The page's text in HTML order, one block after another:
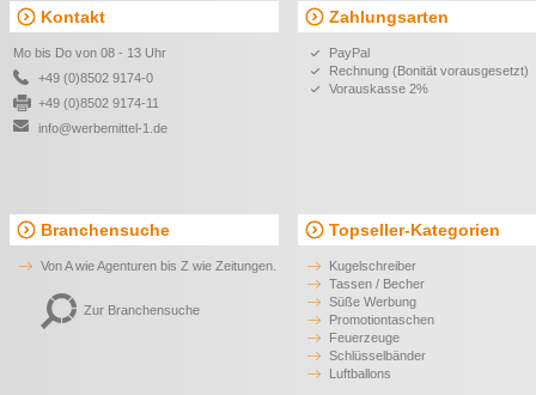
Kontakt
Mo bis Do von 08 - 13 Uhr
+49 (0)8502 9174-0
+49 (0)8502 9174-11
info@werbemittel-1.de
Zahlungsarten
PayPal
Rechnung (Bonität vorausgesetzt)
Vorauskasse 2%
Branchensuche
Von A wie Agenturen bis Z wie Zeitungen.
Zur Branchensuche
Topseller-Kategorien
Kugelschreiber
Tassen / Becher
Süße Werbung
Promotiontaschen
Feuerzeuge
Schlüsselbänder
Luftballons